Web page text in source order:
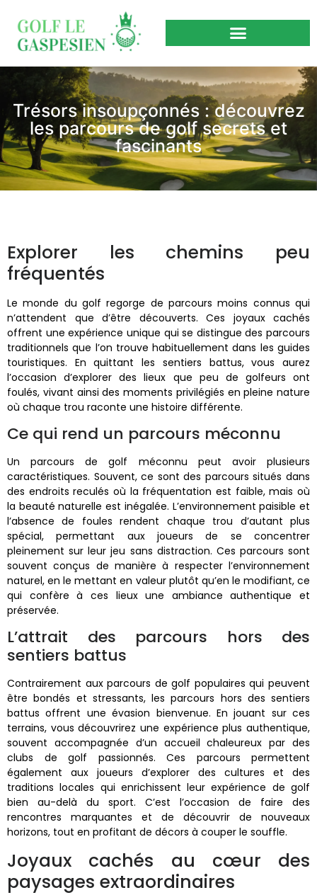
Trésors insoupçonnés : découvrez
les parcours de golf secrets et
fascinants
Explorer les chemins peu
fréquentés
Le monde du golf regorge de parcours moins connus qui
n’attendent que d’être découverts. Ces joyaux cachés
offrent une expérience unique qui se distingue des parcours
traditionnels que l’on trouve habituellement dans les guides
touristiques. En quittant les sentiers battus, vous aurez
l’occasion d’explorer des lieux que peu de golfeurs ont
foulés, vivant ainsi des moments privilégiés en pleine nature
où chaque trou raconte une histoire différente.
Ce qui rend un parcours méconnu
Un parcours de golf méconnu peut avoir plusieurs
caractéristiques. Souvent, ce sont des parcours situés dans
des endroits reculés où la fréquentation est faible, mais où
la beauté naturelle est inégalée. L’environnement paisible et
l’absence de foules rendent chaque trou d’autant plus
spécial, permettant aux joueurs de se concentrer
pleinement sur leur jeu sans distraction. Ces parcours sont
souvent conçus de manière à respecter l’environnement
naturel, en le mettant en valeur plutôt qu’en le modifiant, ce
qui confère à ces lieux une ambiance authentique et
préservée.
L’attrait des parcours hors des
sentiers battus
Contrairement aux parcours de golf populaires qui peuvent
être bondés et stressants, les parcours hors des sentiers
battus offrent une évasion bienvenue. En jouant sur ces
terrains, vous découvrirez une expérience plus authentique,
souvent accompagnée d’un accueil chaleureux par des
clubs de golf passionnés. Ces parcours permettent
également aux joueurs d’explorer des cultures et des
traditions locales qui enrichissent leur expérience de golf
bien au-delà du sport. C’est l’occasion de faire des
rencontres marquantes et de découvrir de nouveaux
horizons, tout en profitant de décors à couper le souffle.
Joyaux cachés au cœur des
paysages extraordinaires